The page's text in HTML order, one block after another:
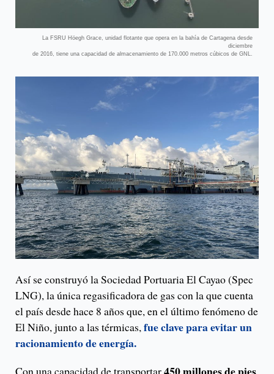
La FSRU Höegh Grace, unidad flotante que opera en la bahía de Cartagena desde
diciembre
de 2016, tiene una capacidad de almacenamiento de 170.000 metros cúbicos de GNL.
Así se construyó la Sociedad Portuaria El Cayao (Spec
LNG), la única regasificadora de gas con la que cuenta
el país desde hace 8 años que, en el último fenómeno de
El Niño, junto a las térmicas,fue clave para evitar un
racionamiento de energía.